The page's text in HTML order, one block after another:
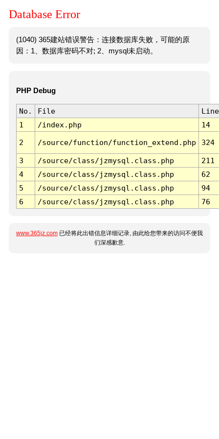
Database Error
(1040) 365建站错误警告：连接数据库失败，可能的原
因：1、数据库密码不对; 2、mysql未启动。
PHP Debug
No. File
Line
1
/index.php 14
2 /source/function/function_extend.php 324
3 /source/class/jzmysql.class.php
211
4
/source/class/jzmysql.class.php
62
5
/source/class/jzmysql.class.php
94
6
/source/class/jzmysql.class.php 76
www.365jz.com 已经将此出错信息详细记录, 由此给您带来的访问不便我
们深感歉意.